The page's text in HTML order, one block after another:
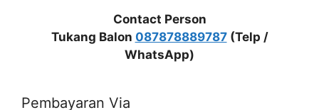
Contact Person
Tukang Balon 087878889787(Telp /
WhatsApp)
Pembayaran Via